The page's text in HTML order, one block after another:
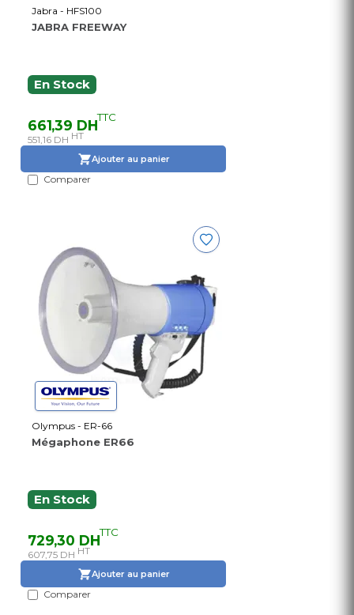
Jabra - HFS100
JABRA FREEWAY
En Stock
661,39 DHTTC
551,16 DH HT
Ajouter au panier
Comparer
Olympus - ER-66
Mégaphone ER66
En Stock
729,30 DHTTC
607,75 DH HT
Ajouter au panier
Comparer